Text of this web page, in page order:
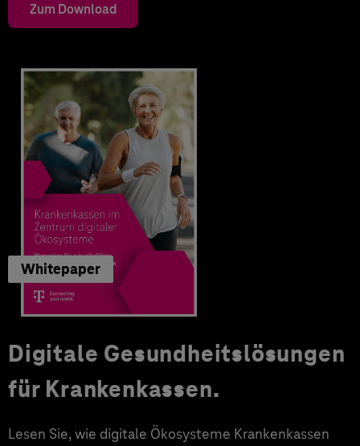
Zum Download
Whitepaper
Digitale Gesundheitslösungen
für Krankenkassen.
Lesen Sie, wie digitale Ökosysteme Krankenkassen